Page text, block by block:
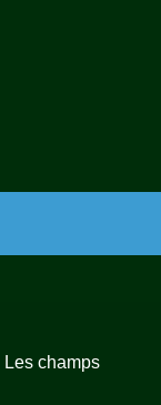
Les champs